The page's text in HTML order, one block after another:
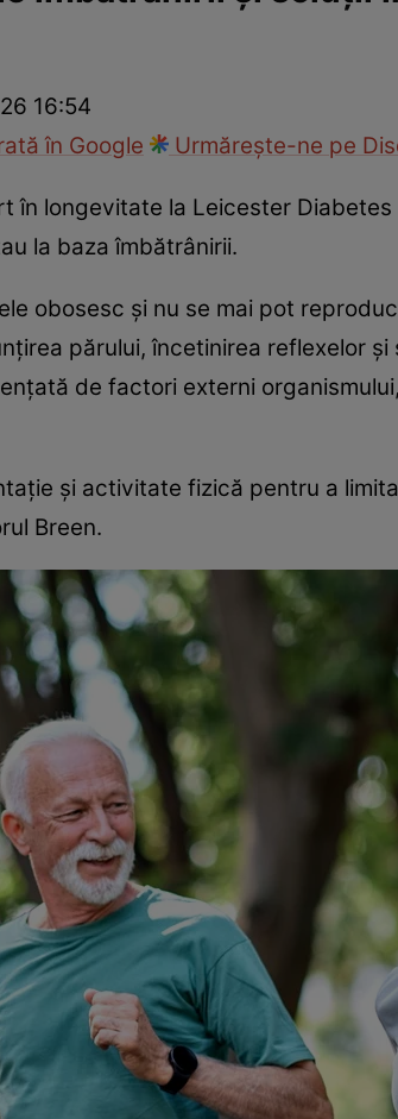
16:54
în Google
Urmărește-ne pe
în longevitate la Leicester
la baza îmbătrânirii.
obosesc și nu se mai pot
părului, încetinirea reflexelor
de factori externi
și activitate fizică pentru a
Breen.